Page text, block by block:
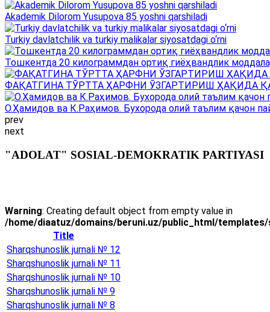
Akademik Dilorom Yusupova 85 yoshni qarshiladi
Turkiy davlatchilik va turkiy malikalar siyosatdagi o‘rni
Тошкентда 20 килограммдан ортиқ гиёҳвандлик
ФАҚАТГИНА ТЎРТТА ҲАРФНИ ЎЗГАРТИРИШ ҲАҚИДА
О.Ҳамидов ва К.Раҳимов. Бухорода олий таълим қачон
prev
next
"ADOLAT" SOSIAL-DEMOKRATIK PARTIYASI
Warning: Creating default object from empty value in
/home/diaatuz/domains/beruni.uz/public_html/
Title
Sharqshunoslik jurnali № 12
Sharqshunoslik jurnali № 11
Sharqshunoslik jurnali № 10
Sharqshunoslik jurnali № 9
Sharqshunoslik jurnali № 8